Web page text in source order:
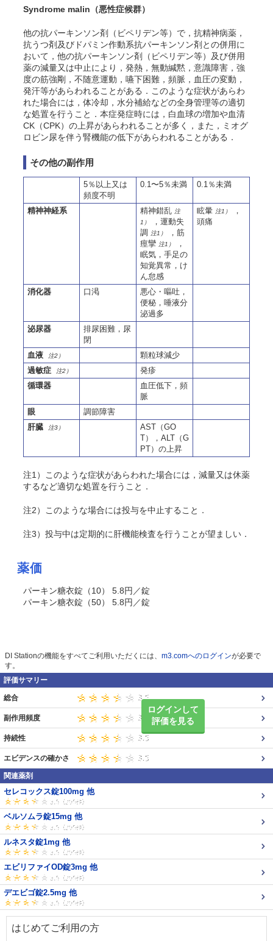
Syndrome malin（悪性症候群）
他の抗パーキンソン剤（ビペリデン等）で，抗精神病薬，
抗うつ剤及びドパミン作動系抗パーキンソン剤との併用に
おいて，他の抗パーキンソン剤（ビペリデン等）及び併用
薬の減量又は中止により，発熱，無動緘黙，意識障害，強
度の筋強剛，不随意運動，嚥下困難，頻脈，血圧の変動，
発汗等があらわれることがある．このような症状があらわ
れた場合には，体冷却，水分補給などの全身管理等の適切
な処置を行うこと．本症発症時には，白血球の増加や血清
CK（CPK）の上昇があらわれることが多く，また，ミオグ
ロビン尿を伴う腎機能の低下があらわれることがある．
その他の副作用
5％以上又は
頻度不明
0.1〜5％未満 0.1％未満
精神神経系 精神錯乱 注
1）
，運動失
調 注1）
，筋
痙攣 注1）
，
眠気，手足の
知覚異常， け
ん怠感
眩暈 注1）
，
頭痛
消化器 口渇
悪心・嘔吐，
便秘，唾液分
泌過多
泌尿器
排尿困難，尿
閉
血液
注2）
顆粒球減少
過敏症
注2）
発疹
循環器
血圧低下，頻
脈
眼
調節障害
肝臓
注3）
AST（GO
T），ALT（G
PT）の上昇
注1）このような症状があらわれた場合には，減量又は休薬
するなど適切な処置を行うこと．
注2）このような場合には投与を中止すること．
注3）投与中は定期的に肝機能検査を行うことが望ましい．
薬価
パーキン糖衣錠（10） 5.8円／錠
パーキン糖衣錠（50） 5.8円／錠
DI Stationの機能をすべてご利用いただくには、 m3.comへのログインが必要で
す。
評価サマリー
ログインして
評価を見る
総合
副作用頻度
持続性
エビデンスの確かさ
関連薬剤
セレコックス錠100mg 他
ベルソムラ錠15mg 他
ルネスタ錠1mg 他
エビリファイOD錠3mg 他
デエビゴ錠2.5mg 他
はじめてご利用の方